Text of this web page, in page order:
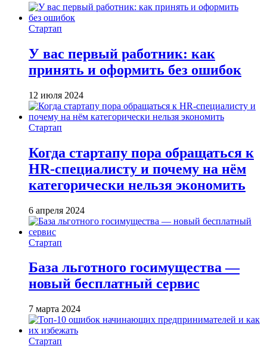
Стартап
У вас первый работник: как
принять и оформить без ошибок
12 июля 2024
Стартап
Когда стартапу пора обращаться к
HR-специалисту и почему на нём
категорически нельзя экономить
6 апреля 2024
Стартап
База льготного госимущества —
новый бесплатный сервис
7 марта 2024
Стартап